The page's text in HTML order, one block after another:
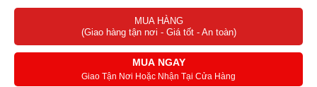
MUA HÀNG
(Giao hàng tận nơi - Giá tốt - An toàn)
MUA NGAY
Giao Tận Nơi Hoặc Nhận Tại Cửa Hàng